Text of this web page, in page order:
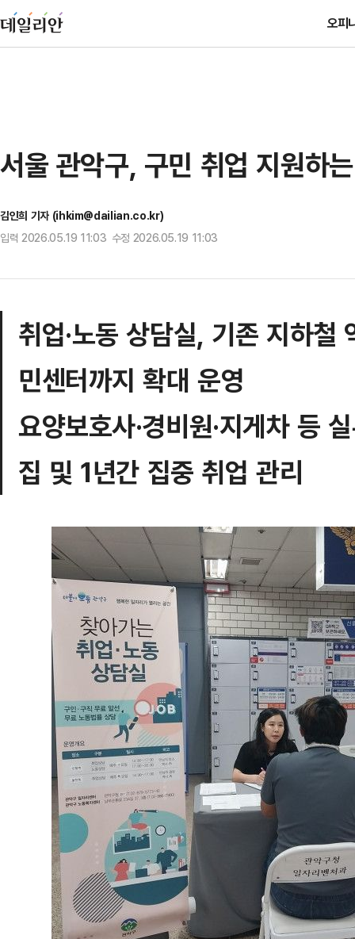
오피
서울 관악구, 구민 취업 지원하
김인희 기자 (ihkim@dailian.co.kr)
입력 2026.05.19 11:03 수정 2026.05.19 11:03
취업·노동 상담실, 기존 지하
민센터까지 확대 운영
요양보호사·경비원·지게차 등
집 및 1년간 집중 취업 관리